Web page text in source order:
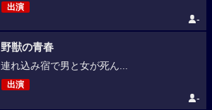
出演
-
野獣の青春
連れ込み宿で男と女が死ん...
出演
-